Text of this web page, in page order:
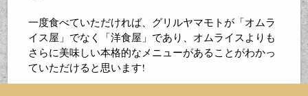
一度食べていただければ、グリルヤマモトが「オムラ
イス屋」でなく「洋食屋」であり、オムライスよりも
さらに美味しい本格的なメニューがあることがわかっ
ていただけると思います!